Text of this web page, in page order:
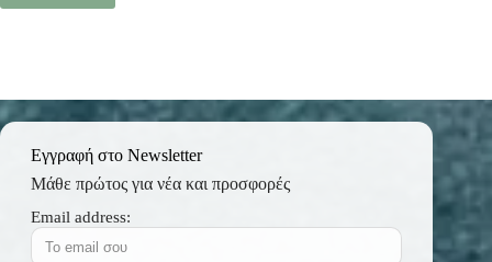
Εγγραφή στο Newsletter
Μάθε πρώτος για νέα και προσφορές
Email address: